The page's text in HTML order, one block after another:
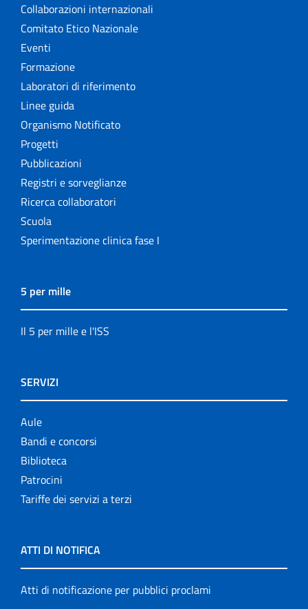
Collaborazioni internazionali
Comitato Etico Nazionale
Eventi
Formazione
Laboratori di riferimento
Linee guida
Organismo Notificato
Progetti
Pubblicazioni
Registri e sorveglianze
Ricerca collaboratori
Scuola
Sperimentazione clinica fase I
5 per mille
Il 5 per mille e l'ISS
SERVIZI
Aule
Bandi e concorsi
Biblioteca
Patrocini
Tariffe dei servizi a terzi
ATTI DI NOTIFICA
Atti di notificazione per pubblici proclami